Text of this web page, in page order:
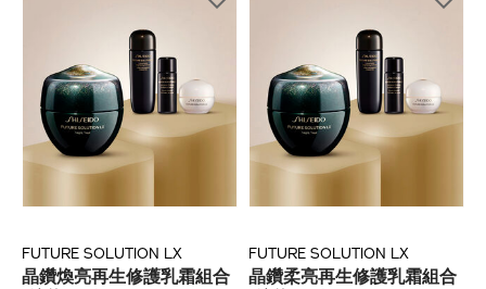
FUTURE SOLUTION LX
晶鑽煥亮再生修護乳霜組合
FUTURE SOLUTION LX
晶鑽柔亮再生修護乳霜組合